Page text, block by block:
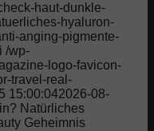
haut-dunkle-
hyaluron-
anging-pigmente-
/wp-
logo-favicon-
travel-real-
15:00:042026-08-
Natürliches
Geheimnis